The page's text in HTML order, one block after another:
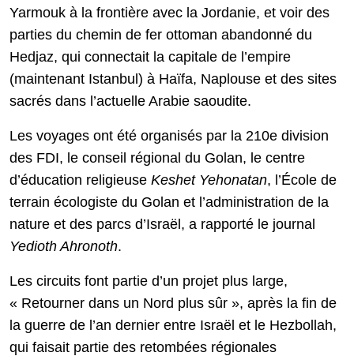
Yarmouk à la frontière avec la Jordanie, et voir des
parties du chemin de fer ottoman abandonné du
Hedjaz, qui connectait la capitale de l’empire
(maintenant Istanbul) à Haïfa, Naplouse et des sites
sacrés dans l’actuelle Arabie saoudite.
Les voyages ont été organisés par la 210e division
des FDI, le conseil régional du Golan, le centre
d’éducation religieuse Keshet Yehonatan, l’École de
terrain écologiste du Golan et l’administration de la
nature et des parcs d’Israël, a rapporté le journal
Yedioth Ahronoth.
Les circuits font partie d’un projet plus large,
« Retourner dans un Nord plus sûr », après la fin de
la guerre de l’an dernier entre Israël et le Hezbollah,
qui faisait partie des retombées régionales